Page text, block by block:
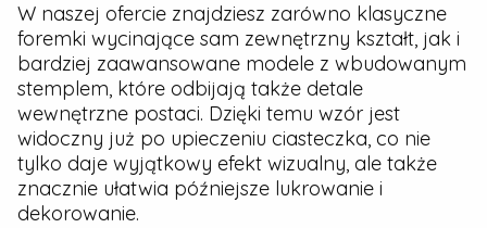
W naszej ofercie znajdziesz zarówno klasyczne
foremki wycinające sam zewnętrzny kształt, jak i
bardziej zaawansowane modele z wbudowanym
stemplem, które odbijają także detale
wewnętrzne postaci. Dzięki temu wzór jest
widoczny już po upieczeniu ciasteczka, co nie
tylko daje wyjątkowy efekt wizualny, ale także
znacznie ułatwia późniejsze lukrowanie i
dekorowanie.